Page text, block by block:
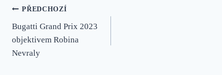
Navigace
pro
příspěvek
PŘEDCHOZÍ
Bugatti Grand Prix 2023
objektivem Robina
Nevraly